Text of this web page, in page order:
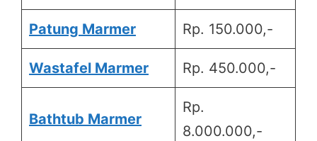
Patung Marmer Rp. 150.000,-
Wastafel Marmer Rp. 450.000,-
Bathtub Marmer
Rp.
8.000.000,-